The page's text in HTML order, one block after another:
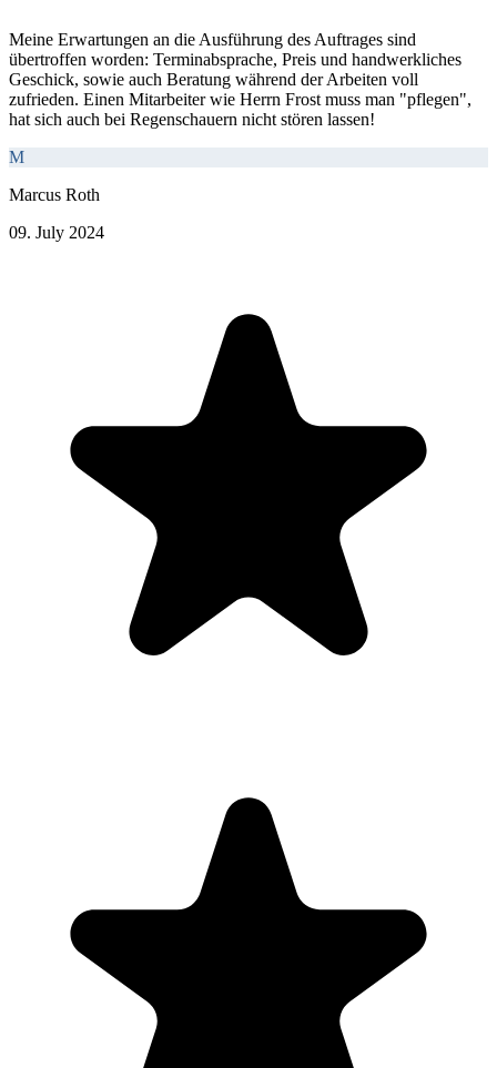
Meine Erwartungen an die Ausführung des Auftrages sind
übertroffen worden: Terminabsprache, Preis und handwerkliches
Geschick, sowie auch Beratung während der Arbeiten voll
zufrieden. Einen Mitarbeiter wie Herrn Frost muss man "pflegen",
hat sich auch bei Regenschauern nicht stören lassen!
M
Marcus Roth
09. July 2024